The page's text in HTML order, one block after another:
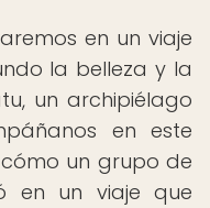
en un viaje
la belleza y la
un archipiélago
en este
un grupo de
en un viaje que